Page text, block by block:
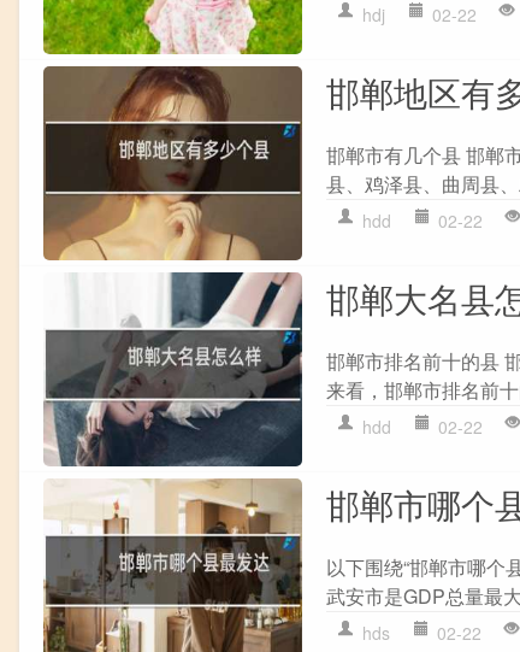
hdj 02-22
邯郸地区有
邯郸市有几个县 邯郸
县、鸡泽县、曲周县
hdd 02-22
邯郸大名县
邯郸市排名前十的县
来看，邯郸市排名前
hdd 02-22
邯郸市哪个
以下围绕“邯郸市哪个
武安市是GDP总量最
hds 02-22